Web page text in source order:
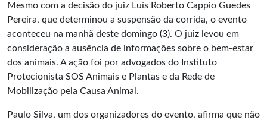
Mesmo com a decisão do juiz Luís Roberto Cappio Guedes
Pereira, que determinou a suspensão da corrida, o evento
aconteceu na manhã deste domingo (3). O juiz levou em
consideração a ausência de informações sobre o bem-estar
dos animais. A ação foi por advogados do Instituto
Protecionista SOS Animais e Plantas e da Rede de
Mobilização pela Causa Animal.
Paulo Silva, um dos organizadores do evento, afirma que não